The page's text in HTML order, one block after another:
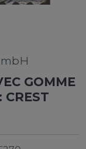
GOMME
CREST